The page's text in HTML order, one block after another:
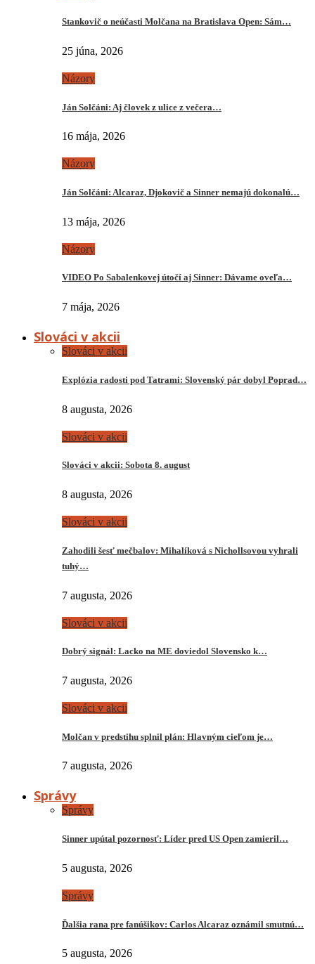
Stankovič o neúčasti Molčana na Bratislava Open: Sám…
25 júna, 2026
Názory
Ján Solčáni: Aj človek z ulice z večera…
16 mája, 2026
Názory
Ján Solčáni: Alcaraz, Djokovič a Sinner nemajú dokonalú…
13 mája, 2026
Názory
VIDEO Po Sabalenkovej útočí aj Sinner: Dávame oveľa…
7 mája, 2026
Slováci v akcii
Slováci v akcii
Explózia radosti pod Tatrami: Slovenský pár dobyl Poprad…
8 augusta, 2026
Slováci v akcii
Slováci v akcii: Sobota 8. august
8 augusta, 2026
Slováci v akcii
Zahodili šesť mečbalov: Mihalíková s Nichollsovou vyhrali
tuhý…
7 augusta, 2026
Slováci v akcii
Dobrý signál: Lacko na ME doviedol Slovensko k…
7 augusta, 2026
Slováci v akcii
Molčan v predstihu splnil plán: Hlavným cieľom je…
7 augusta, 2026
Správy
Správy
Sinner upútal pozornosť: Líder pred US Open zamieril…
5 augusta, 2026
Správy
Ďalšia rana pre fanúšikov: Carlos Alcaraz oznámil smutnú…
5 augusta, 2026